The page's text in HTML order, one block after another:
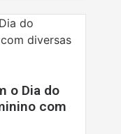
o Dia do
com